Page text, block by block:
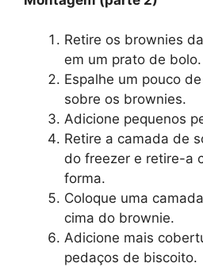
Retire os brownies
em um prato de bolo.
Espalhe um pouco
sobre os brownies.
Adicione pequenos
Retire a camada de
do freezer e retire-a
forma.
Coloque uma
cima do brownie.
Adicione mais
pedaços de biscoito.